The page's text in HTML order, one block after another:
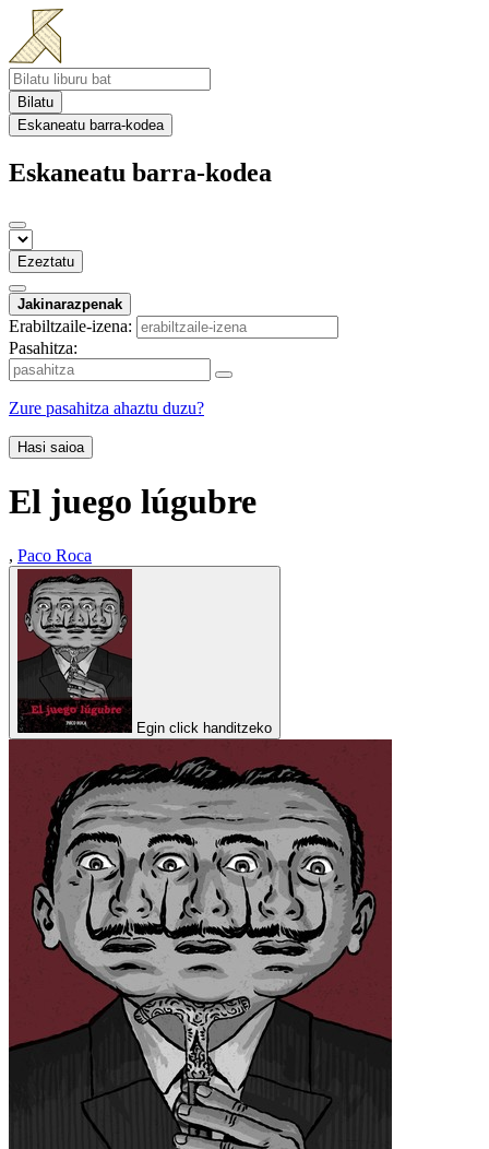
Bilatu
Eskaneatu barra-kodea
Eskaneatu barra-kodea
Ezeztatu
Jakinarazpenak
Erabiltzaile-izena:
Pasahitza:
Zure pasahitza ahaztu duzu?
Hasi saioa
El juego lúgubre
, Paco Roca
Egin click handitzeko